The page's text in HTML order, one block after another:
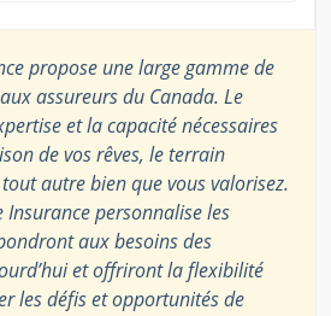
propose une large gamme de
assureurs du Canada. Le
et la capacité nécessaires
de vos rêves, le terrain
autre bien que vous valorisez.
Insurance personnalise les
aux besoins des
et offriront la flexibilité
les défis et opportunités de